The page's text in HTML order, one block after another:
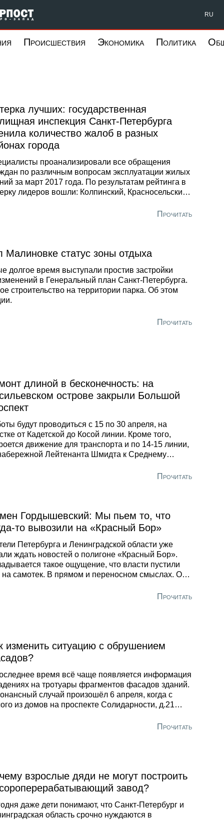
Форпост Северо-Запад RU
Происшествия Экономика Политика
лучших: государственная
инспекция Санкт-Петербурга
количество жалоб в разных
города
проанализировали все обращения
по различным вопросам эксплуатации жилых
за март 2017 года. По результатам рейтинга в
лидеров вошли: Колпинский, Красносельский,
районов рассчитывался, исходя из суммы
фонда каждого из районов Санкт-
Прочитать
статус зоны отдыха
долгое время выступали простив застройки
в Генеральный план Санкт-Петербурга.
строительство на территории парка. Об этом
Прочитать
длиной в бесконечность: на
острове закрыли Большой
будут проводиться с 15 по 30 апреля, на
от Кадетской до Косой линии. Кроме того,
движение для транспорта и по 14-15 линии,
Лейтенанта Шмидта к Среднему
технической инспекции. УкладкаПрочитать
Гордышевский: Мы пьем то, что
то вывозили на «Красный Бор»
Петербурга и Ленинградской области уже
ждать новостей о полигоне «Красный Бор».
такое ощущение, что власти пустили
на самотек. В прямом и переносном смыслах. О
как Вы оцениваете состояние полигона
момент?
Прочитать
изменить ситуацию с обрушением
время всё чаще появляется информация
на тротуары фрагментов фасадов зданий.
случай произошёл 6 апреля, когда с
из домов на проспекте Солидарности, д.21
это за взрыв. Успокаивать горожан пришлось
Прочитать
взрослые дяди не могут построить
завод?
даже дети понимают, что Санкт-Петербург и
область срочно нуждаются в